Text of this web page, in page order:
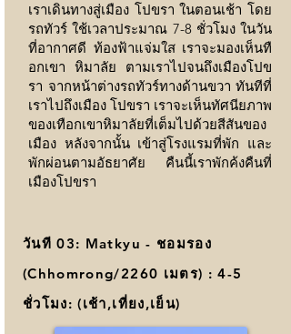
เราเดินทางสู่เมือง โปขรา ในตอนเช้า โดย
รถทัวร์ ใช้เวลาประมาณ 7-8 ชั่วโมง ในวัน
ที่อากาศดี ท้องฟ้าแจ่มใส เราจะมองเห็นทื
อกเขา หิมาลัย ตามเราไปจนถึงเมืองโปข
รา จากหน้าต่างรถทัวร์ทางด้านขวา ทันทีที่
เราไปถึงเมือง โปขรา เราจะเห็นทัศนียภาพ
ของเทือกเขาหิมาลัยที่เต็มไปด้วยสีสันของ
เมือง หลังจากนั้น เข้าสู่โรงแรมที่พัก และ
พักผ่อนตามอัธยาศัย คืนนี้เราพักค้งคืนที่
เมืองโปขรา
วันที 03: Matkyu - ชอมรอง
(Chhomrong/2260 เมตร) : 4-5
ชั่วโมง: (เช้า,เที่ยง,เย็น)